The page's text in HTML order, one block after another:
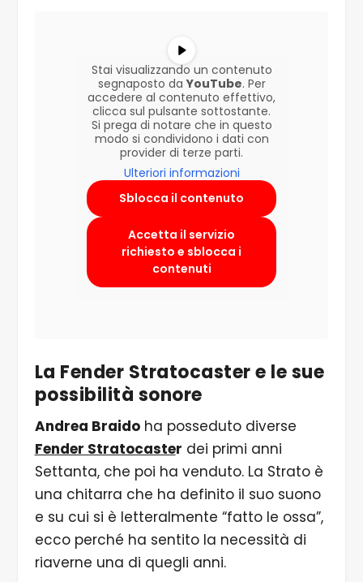
Stai visualizzando un contenuto
segnaposto daYouTube. Per
accedere al contenuto effettivo,
clicca sul pulsante sottostante.
Si prega di notare che in questo
modo si condividono i dati con
provider di terze parti.
Ulteriori informazioni
Sblocca il contenuto
Accetta il servizio
richiesto e sblocca i
contenuti
La Fender Stratocaster e le sue
possibilità sonore
Andrea Braidoha posseduto diverse
Fender Stratocaster dei primi anni
Settanta, che poi ha venduto. La Strato è
una chitarra che ha definito il suo suono
e su cui si è letteralmente “fatto le ossa”,
ecco perché ha sentito la necessità di
riaverne una di quegli anni.